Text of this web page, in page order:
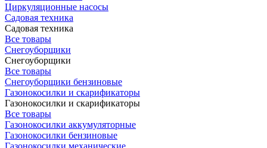
Циркуляционные насосы
Садовая техника
Садовая техника
Все товары
Снегоуборщики
Снегоуборщики
Все товары
Снегоуборщики бензиновые
Газонокосилки и скарификаторы
Газонокосилки и скарификаторы
Все товары
Газонокосилки аккумуляторные
Газонокосилки бензиновые
Газонокосилки механические